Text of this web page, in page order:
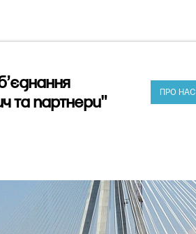
та партнери"
ПРО НАС